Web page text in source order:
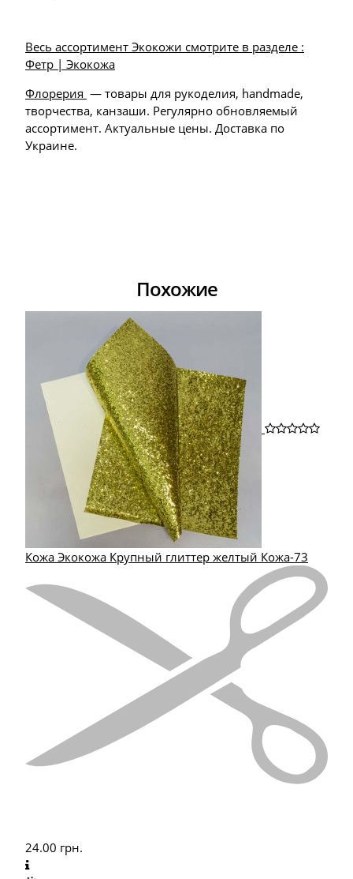
Весь ассортимент Экокожи смотрите в разделе :
Фетр | Экокожа
Флорерия — товары для рукоделия, handmade,
творчества, канзаши. Регулярно обновляемый
ассортимент. Актуальные цены. Доставка по
Украине.
Похожие
Кожа Экокожа Крупный глиттер желтый Кожа-73
24.00 грн.